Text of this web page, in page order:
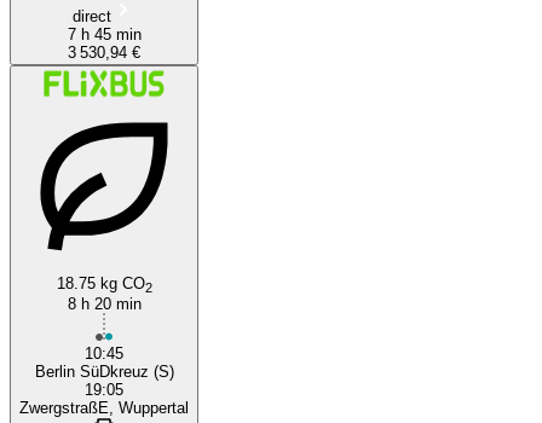
direct
7 h 45 min
3 530,94 €
18.75 kg CO2
8 h 20 min
10:45
Berlin SüDkreuz (S)
19:05
ZwergstraßE, Wuppertal